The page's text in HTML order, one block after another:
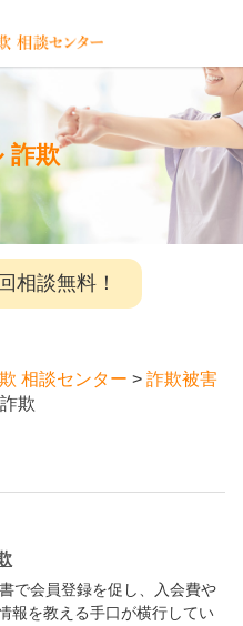
詐欺
相談無料！
相談センター > 詐欺被害
欺
で会員登録を促し、入会費や
報を教える手口が横行してい